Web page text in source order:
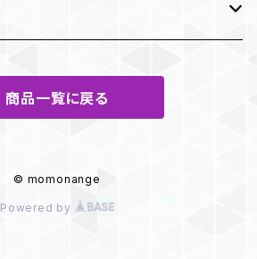
商品一覧に戻る
© momonange
Powered by